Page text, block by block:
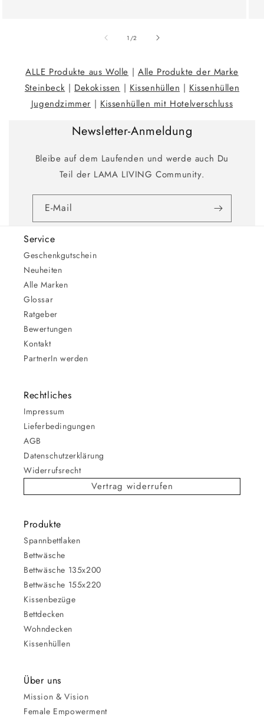
1 /Ab
2
ALLE Produkte aus Wolle | Alle Produkte der Marke
Steinbeck | Dekokissen | Kissenhüllen | Kissenhüllen
Jugendzimmer | Kissenhüllen mit Hotelverschluss
Newsletter-Anmeldung
Bleibe auf dem Laufenden und werde auch Du
Teil der LAMA LIVING Community.
E-Mail
Service
Geschenkgutschein
Neuheiten
Alle Marken
Glossar
Ratgeber
Bewertungen
Kontakt
PartnerIn werden
Rechtliches
Impressum
Lieferbedingungen
AGB
Datenschutzerklärung
Widerrufsrecht
Vertrag widerrufen
Produkte
Spannbettlaken
Bettwäsche
Bettwäsche 135x200
Bettwäsche 155x220
Kissenbezüge
Bettdecken
Wohndecken
Kissenhüllen
Über uns
Mission & Vision
Female Empowerment